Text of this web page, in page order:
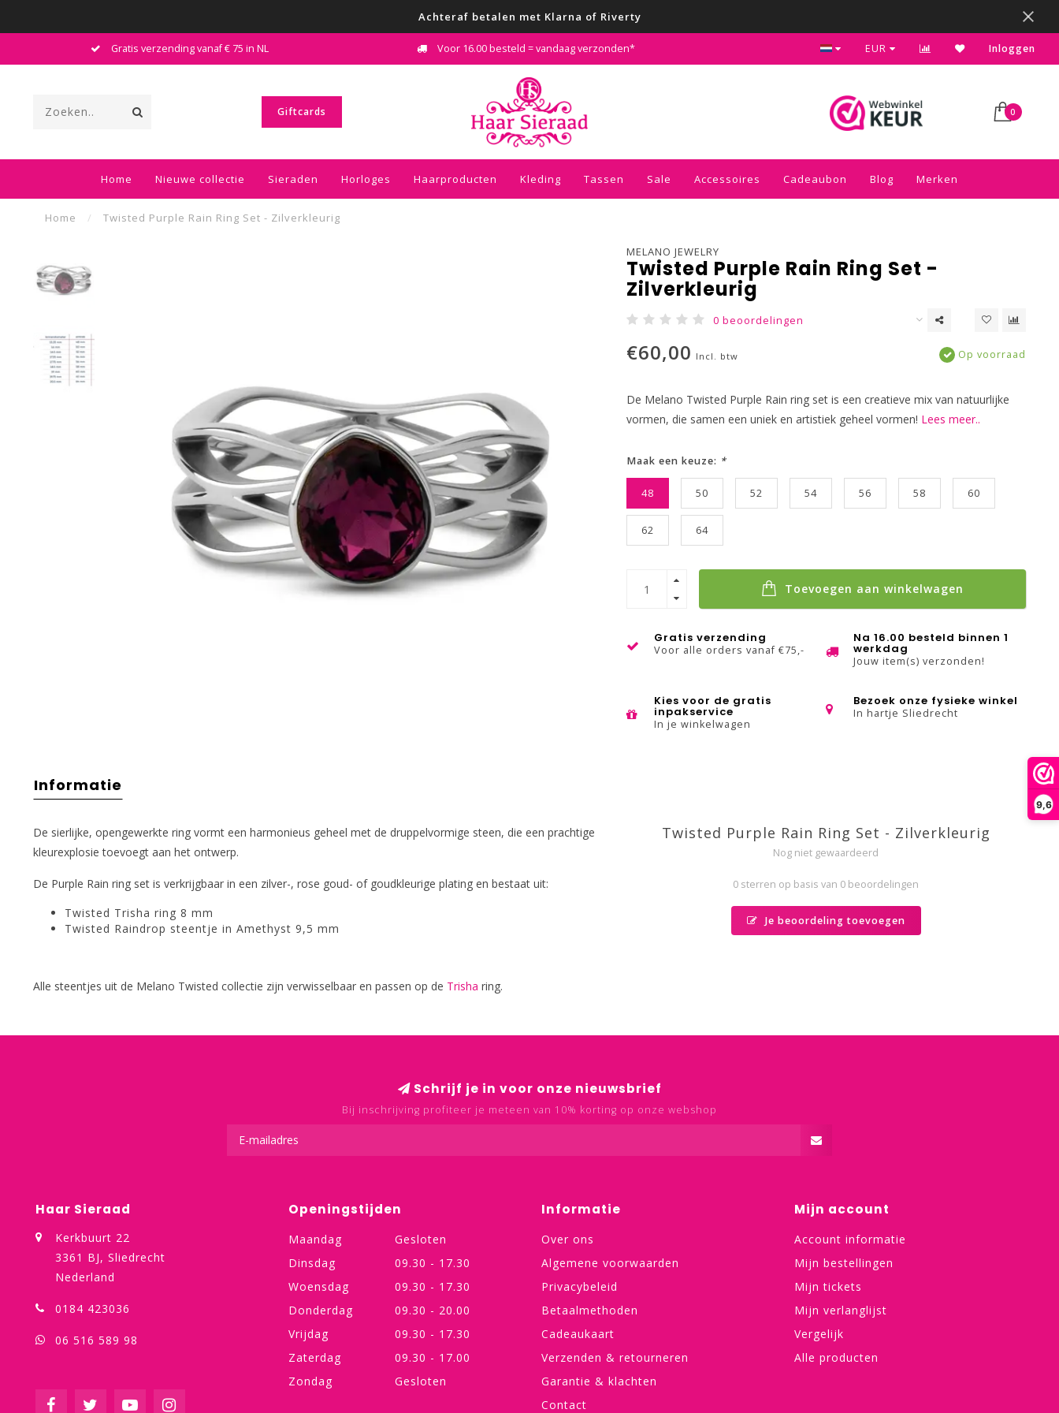
9,6
Achteraf betalen met Klarna of Riverty
Gratis verzending vanaf € 75 in NL Voor 16.00 besteld = vandaag verzonden* Kies voor de gratis inpakservice in je winkelwagen
EUR Inloggen
Giftcards 0
Home Nieuwe collectie Sieraden Horloges Haarproducten Kleding Tassen Sale Accessoires Cadeaubon Blog Merken
Home / Twisted Purple Rain Ring Set - Zilverkleurig
MELANO JEWELRY
Twisted Purple Rain Ring Set -
Zilverkleurig
0 beoordelingen
€60,00 Incl. btw Op voorraad
De Melano Twisted Purple Rain ring set is een creatieve mix van natuurlijke
vormen, die samen een uniek en artistiek geheel vormen! Lees meer..
Maak een keuze: *
48 50 52 54 56 58 60
62 64
Toevoegen aan winkelwagen
Gratis verzending
Voor alle orders vanaf €75,-
Na 16.00 besteld binnen 1
werkdag
Jouw item(s) verzonden!
Kies voor de gratis
inpakservice
In je winkelwagen
Bezoek onze fysieke winkel
In hartje Sliedrecht
Informatie
De sierlijke, opengewerkte ring vormt een harmonieus geheel met de druppelvormige steen, die een prachtige
kleurexplosie toevoegt aan het ontwerp.
De Purple Rain ring set is verkrijgbaar in een zilver-, rose goud- of goudkleurige plating en bestaat uit:
Twisted Trisha ring 8 mm
Twisted Raindrop steentje in Amethyst 9,5 mm
Alle steentjes uit de Melano Twisted collectie zijn verwisselbaar en passen op de Trisha ring.
Twisted Purple Rain Ring Set - Zilverkleurig
Nog niet gewaardeerd
0 sterren op basis van 0 beoordelingen
Je beoordeling toevoegen
Schrijf je in voor onze nieuwsbrief
Bij inschrijving profiteer je meteen van 10% korting op onze webshop
Haar Sieraad
Kerkbuurt 22
3361 BJ, Sliedrecht
Nederland
0184 423036
06 516 589 98
Openingstijden
Maandag
Gesloten
Dinsdag
09.30 - 17.30
Woensdag
09.30 - 17.30
Donderdag
09.30 - 20.00
Vrijdag
09.30 - 17.30
Zaterdag
09.30 - 17.00
Zondag
Gesloten
Informatie
Over ons
Algemene voorwaarden
Privacybeleid
Betaalmethoden
Cadeaukaart
Verzenden & retourneren
Garantie & klachten
Contact
Mijn account
Account informatie
Mijn bestellingen
Mijn tickets
Mijn verlanglijst
Vergelijk
Alle producten